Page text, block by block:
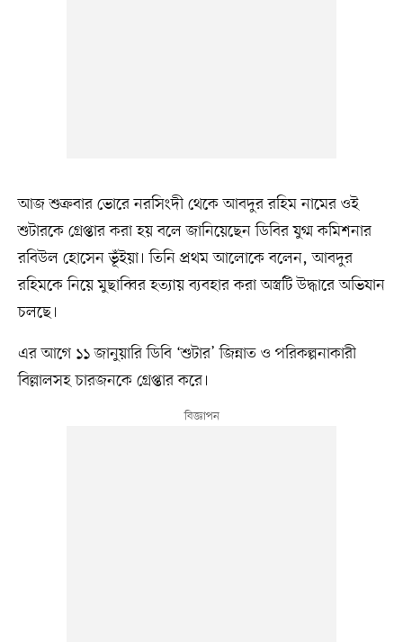
আজ শুক্রবার ভোরে নরসিংদী থেকে আবদুর রহিম নামের ওই
শুটারকে গ্রেপ্তার করা হয় বলে জানিয়েছেন ডিবির যুগ্ম কমিশনার
রবিউল হোসেন ভূঁইয়া। তিনি প্রথম আলোকে বলেন, আবদুর
রহিমকে নিয়ে মুছাব্বির হত্যায় ব্যবহার করা অস্ত্রটি উদ্ধারে অভিযান
চলছে।
এর আগে ১১ জানুয়ারি ডিবি ‘শুটার’ জিন্নাত ও পরিকল্পনাকারী
বিল্লালসহ চারজনকে গ্রেপ্তার করে।